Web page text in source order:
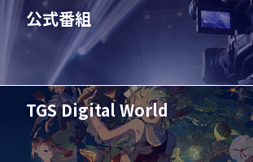
公式番組
TGS Digital World